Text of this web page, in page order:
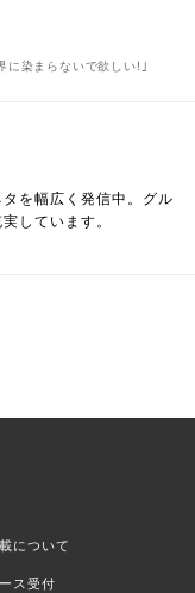
に染まらないで欲しい!｣
を幅広く発信中。グル
しています。
について
ス受付